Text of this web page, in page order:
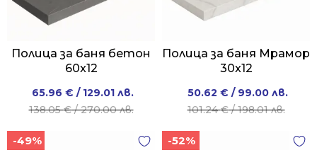
Полица за баня бетон
60x12
138.05€/ 270.00 лв.
Original
price
65.96 € / 129.01 лв.
Current
price
Полица за баня Мрамор
30x12
101.24€/ 198.01 лв.
Original
price
50.62 € / 99.00 лв.
Current
price
-49% -52%